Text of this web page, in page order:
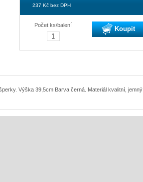
237 Kč bez DPH
Počet ks/balení
Koupit
Výška 39,5cm Barva černá. Materiál kvalitní, jemný